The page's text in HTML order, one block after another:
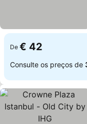
De € 42
Consulte os preços de